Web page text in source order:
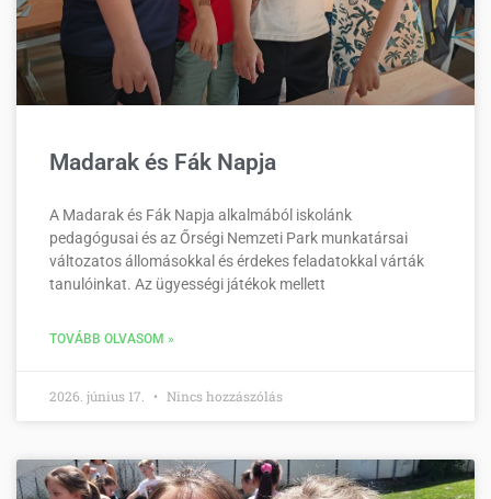
Madarak és Fák Napja
A Madarak és Fák Napja alkalmából iskolánk
pedagógusai és az Őrségi Nemzeti Park munkatársai
változatos állomásokkal és érdekes feladatokkal várták
tanulóinkat. Az ügyességi játékok mellett
TOVÁBB OLVASOM »
2026. június 17. Nincs hozzászólás